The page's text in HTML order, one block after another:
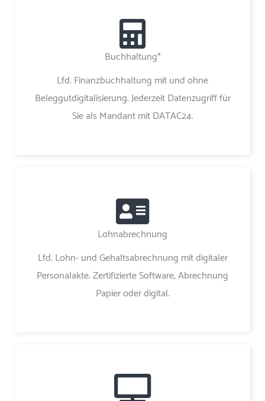
Buchhaltung*
Lfd. Finanzbuchhaltung mit und ohne
Beleggutdigitalisierung. Jederzeit Datenzugriff für
Sie als Mandant mit DATAC24.
Lohnabrechnung
Lfd. Lohn- und Gehaltsabrechnung mit digitaler
Personalakte. Zertifizierte Software, Abrechnung
Papier oder digital.